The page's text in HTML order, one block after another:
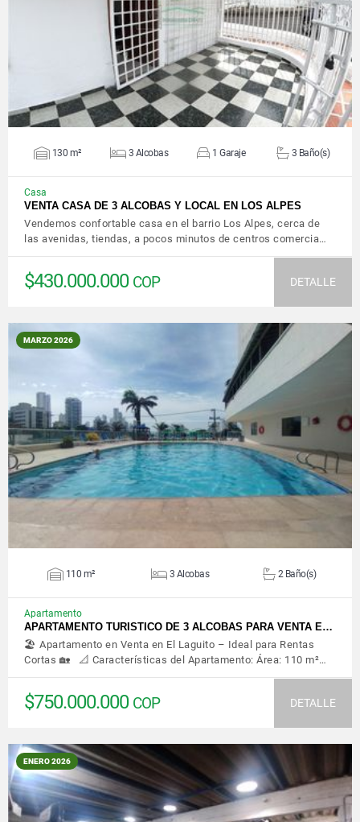
VER DETALLES
130 m² 3 Alcobas 1 Garaje 3 Baño(s)
Casa
VENTA CASA DE 3 ALCOBAS Y LOCAL EN LOS ALPES
Vendemos confortable casa en el barrio Los Alpes, cerca de
las avenidas, tiendas, a pocos minutos de centros comercia…
$430.000.000 COP DETALLE
MARZO 2026
VER DETALLES
110 m² 3 Alcobas 2 Baño(s)
Apartamento
APARTAMENTO TURISTICO DE 3 ALCOBAS PARA VENTA E…
🏖️ Apartamento en Venta en El Laguito – Ideal para Rentas
Cortas 🏡 📐 Características del Apartamento: Área: 110 m²…
$750.000.000 COP DETALLE
ENERO 2026